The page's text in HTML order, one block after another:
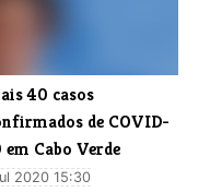
40 casos
de COVID-
em Cabo Verde
2020 15:30